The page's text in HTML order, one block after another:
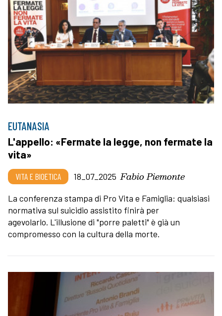
EUTANASIA
L'appello: «Fermate la legge, non fermate la
vita»
VITA E BIOETICA 18_07_2025 Fabio Piemonte
La conferenza stampa di Pro Vita e Famiglia: qualsiasi
normativa sul suicidio assistito finirà per
agevolarlo. L'illusione di "porre paletti" è già un
compromesso con la cultura della morte.